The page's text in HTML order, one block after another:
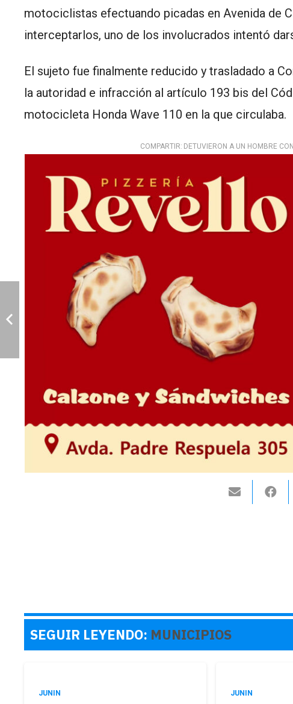
motociclistas efectuando picadas en Avenida de
interceptarlos, uno de los involucrados intentó
El sujeto fue finalmente reducido y trasladado a
la autoridad e infracción al artículo 193 bis del
motocicleta Honda Wave 110 en la que circulaba.
COMPARTIR: DETUVIERON A UN HOMBRE
SEGUIR LEYENDO: MUNICIPIOS
JUNIN JUNIN